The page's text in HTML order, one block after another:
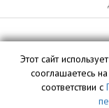
База данных
Этот сайт
сооглашаетесь
соответствии с